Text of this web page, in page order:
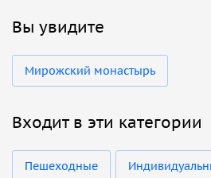
Вы увидите
Мирожский монастырь
Входит в эти категории
Пешеходные